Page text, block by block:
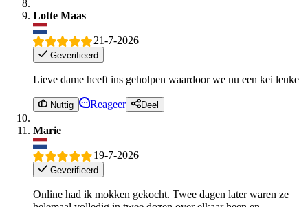
Lotte Maas
21-7-2026
Geverifieerd
Lieve dame heeft ins geholpen waardoor we nu een kei leuke
Nuttig Reageer Deel
Marie
19-7-2026
Geverifieerd
Online had ik mokken gekocht. Twee dagen later waren ze